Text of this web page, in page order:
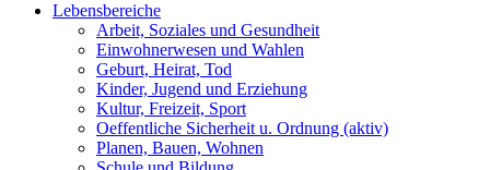
Lebensbereiche
Arbeit, Soziales und Gesundheit
Einwohnerwesen und Wahlen
Geburt, Heirat, Tod
Kinder, Jugend und Erziehung
Kultur, Freizeit, Sport
Oeffentliche Sicherheit u. Ordnung (aktiv)
Planen, Bauen, Wohnen